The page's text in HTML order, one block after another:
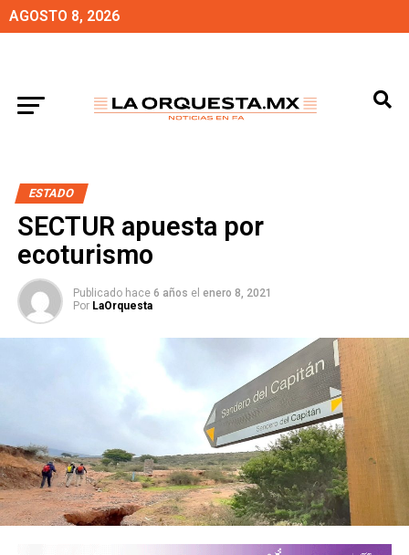
AGOSTO 8, 2026
ESTADO
SECTUR apuesta por
ecoturismo
Publicado hace 6 años el enero 8, 2021
Por LaOrquesta